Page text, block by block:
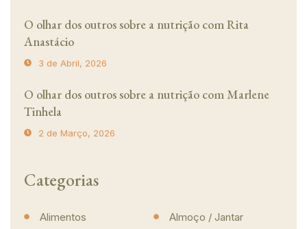
O olhar dos outros sobre a nutrição com Rita
Anastácio
3 de Abril, 2026
O olhar dos outros sobre a nutrição com Marlene
Tinhela
2 de Março, 2026
Categorias
Alimentos
Almoço / Jantar